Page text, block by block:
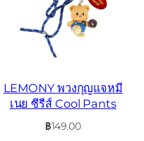
LEMONY พวงกุญแจหมี
เนย ซีรีส์ Cool Pants
฿149.00